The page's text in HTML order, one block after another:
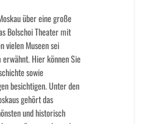
über eine große
Bolschoi Theater mit
vielen Museen sei
erwähnt. Hier können Sie
sowie
besichtigen. Unter den
gehört das
und historisch